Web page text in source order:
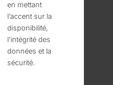
en mettant
l’accent sur la
disponibilité,
l’intégrité des
données et la
sécurité.